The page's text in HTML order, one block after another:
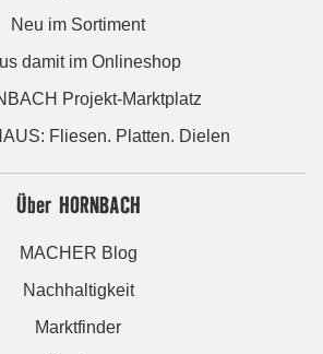
Neu im Sortiment
damit im Onlineshop
Projekt-Marktplatz
Fliesen. Platten. Dielen
Über HORNBACH
MACHER Blog
Nachhaltigkeit
Marktfinder